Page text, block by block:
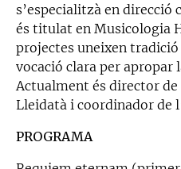
s’especialitzà en direcció
és titulat en Musicologia
projectes uneixen
vocació clara per apropar
Actualment és director de
Lleidatà i coordinador de
PROGRAMA